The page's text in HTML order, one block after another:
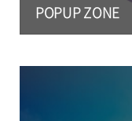
POPUP ZONE